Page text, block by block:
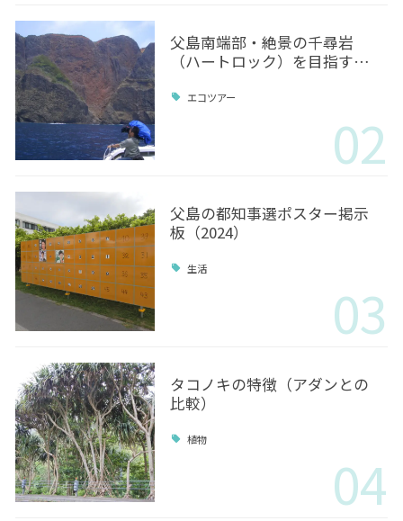
父島南端部・絶景の千尋岩
（ハートロック）を目指す…
エコツアー
02
父島の都知事選ポスター掲示
板（2024）
生活
03
タコノキの特徴（アダンとの
比較）
植物
04